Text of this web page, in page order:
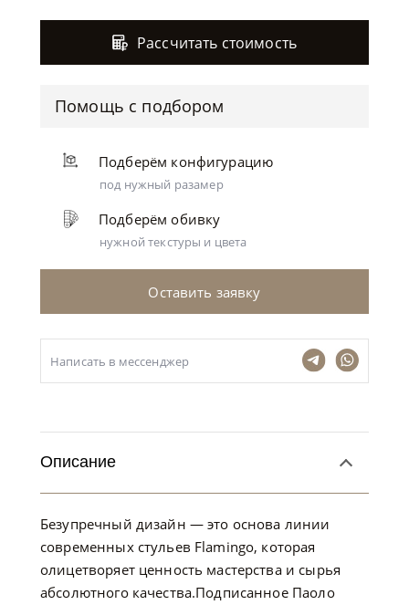
Рассчитать стоимость
Помощь с подбором
Подберём конфигурацию
под нужный разамер
Подберём обивку
нужной текстуры и цвета
Оставить заявку
Написать в мессенджер
Описание
Безупречный дизайн — это основа линии
современных стульев Flamingo, которая
олицетворяет ценность мастерства и сырья
абсолютного качества.Подписанное Паоло